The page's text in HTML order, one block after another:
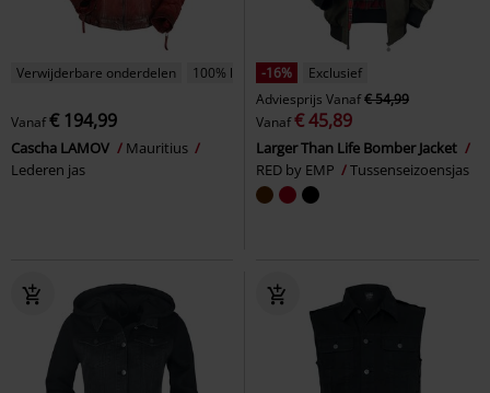
Verwijderbare onderdelen 100% leder
Vanaf€ 194,99
Cascha LAMOV
Mauritius
Lederen jas
-16%
Exclusief
Adviesprijs Vanaf€ 54,99
Vanaf€ 45,89
Larger Than Life Bomber Jacket
RED by EMP
Tussenseizoensjas